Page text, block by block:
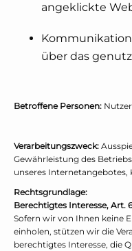
angeklickte
über das
Betroffene Personen:
Verarbeitungszweck:
Gewährleistung des
unseres
Rechtsgrundlage:
Berechtigtes Interesse, Art. 6
Sofern wir von Ihnen keine
einholen, stützen wir die
berechtigtes Interesse, die